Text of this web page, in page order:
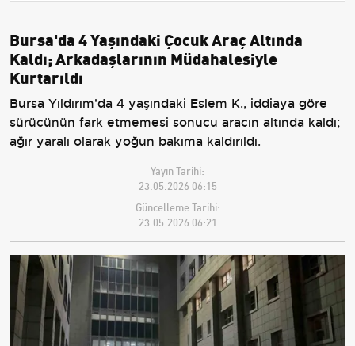
Bursa'da 4 Yaşındaki Çocuk Araç Altında
Kaldı; Arkadaşlarının Müdahalesiyle
Kurtarıldı
Bursa Yıldırım'da 4 yaşındaki Eslem K., iddiaya göre
sürücünün fark etmemesi sonucu aracın altında kaldı;
ağır yaralı olarak yoğun bakıma kaldırıldı.
Yayın Tarihi:
23.05.2026 06:15
Güncelleme Tarihi:
23.05.2026 06:21